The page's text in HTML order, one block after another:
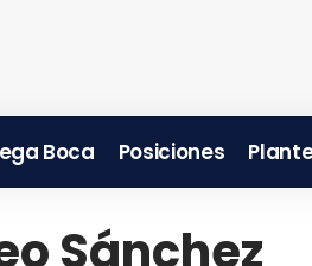
Boca Posiciones
Sánchez